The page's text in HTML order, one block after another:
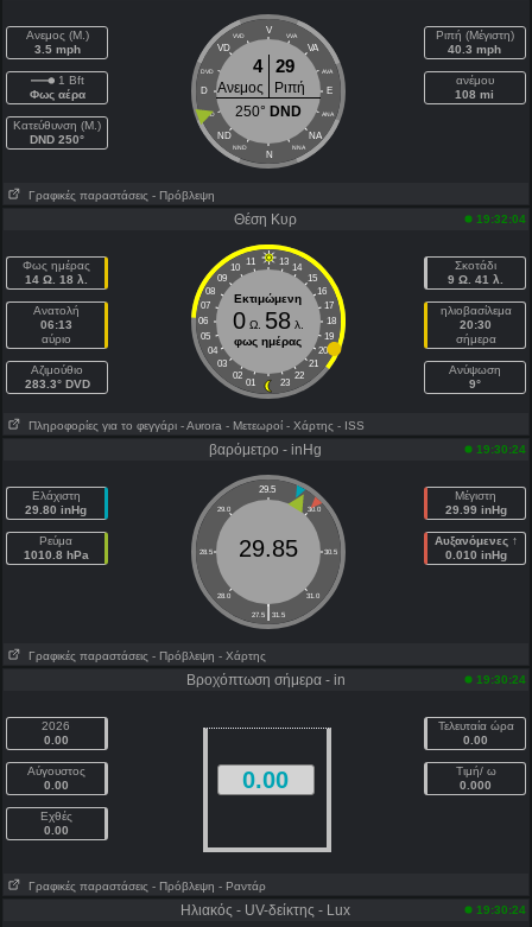
Ανεμος (Μ.)
3.5 mph
1 Bft
Φως αέρα
Κατεύθυνση (Μ.)
DND 250°
V
VVD VVA
VD VA
DVD AVA
D E
DND ANA
ND NA
NND NNA
N
4 29
Ανεμος
Ριπή
250° DND
Ριπή (Μέγιστη)
40.3 mph
ανέμου
108 mi
Γραφικές παραστάσεις - Πρόβλεψη
Θέση Κυρ 19:32:04
Φως ημέρας
14 Ω. 18 λ.
Ανατολή
06:13
αύριο
Aζιμούθιο
283.3° DVD
11 13
10
14
09
15
08
16
07
17
06
18
05
19
04
20
03
21
02
22
01 23
Εκτιμώμενη
0Ω. 58λ.
φως ημέρας
Σκοτάδι
9 Ω. 41 λ.
ηλιοβασίλεμα
20:30
σήμερα
Ανύψωση
9°
Πληροφορίες για το φεγγάρι - Αυrora - Μετεωροί - Χάρτης - ISS
βαρόμετρο - inHg 19:30:24
Ελάχιστη
29.80 inHg
Ρεύμα
1010.8 hPa
29.5
29.0 30.0
28.5 30.5
28.0 31.0
|
27.5 31.5
29.85
Μέγιστη
29.99 inHg
Αυξανόμενες ↑
0.010 inHg
Γραφικές παραστάσεις - Πρόβλεψη - Χάρτης
Βροχόπτωση σήμερα - in 19:30:24
2026
0.00
Αύγουστος
0.00
Εχθές
0.00
0.00
Τελευταία ώρα
0.00
Τιμή/ ω
0.000
Γραφικές παραστάσεις - Πρόβλεψη - Ραντάρ
Ηλιακός - UV-δείκτης - Lux 19:30:24